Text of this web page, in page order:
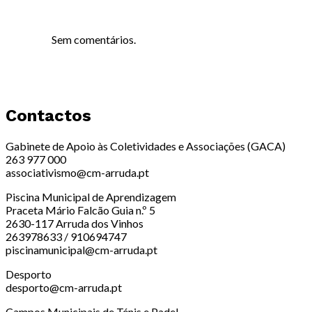
Sem comentários.
Contactos
Gabinete de Apoio às Coletividades e Associações (GACA)
263 977 000
associativismo@cm-arruda.pt
Piscina Municipal de Aprendizagem
Praceta Mário Falcão Guia n.º 5
2630-117 Arruda dos Vinhos
263978633 / 910694747
piscinamunicipal@cm-arruda.pt
Desporto
desporto@cm-arruda.pt